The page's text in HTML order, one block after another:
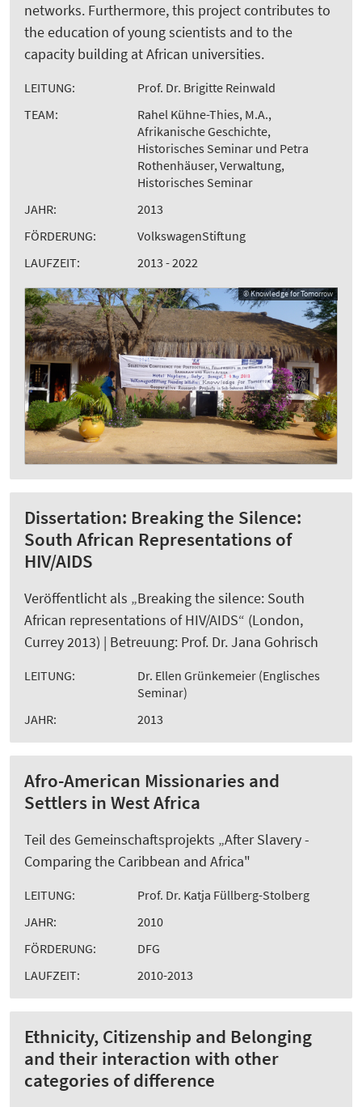
networks. Furthermore, this project contributes to
the education of young scientists and to the
capacity building at African universities.
LEITUNG:
Prof. Dr. Brigitte Reinwald
TEAM:
Rahel Kühne-Thies, M.A.,
Afrikanische Geschichte,
Historisches Seminar und Petra
Rothenhäuser, Verwaltung,
Historisches Seminar
JAHR:
2013
FÖRDERUNG:
VolkswagenStiftung
LAUFZEIT:
2013 - 2022
© Knowledge for Tomorrow
Dissertation: Breaking the Silence:
South African Representations of
HIV/AIDS
Veröffentlicht als „Breaking the silence: South
African representations of HIV/AIDS“ (London,
Currey 2013) | Betreuung: Prof. Dr. Jana Gohrisch
LEITUNG:
Dr. Ellen Grünkemeier (Englisches
Seminar)
JAHR:
2013
Afro-American Missionaries and
Settlers in West Africa
Teil des Gemeinschaftsprojekts „After Slavery -
Comparing the Caribbean and Africa"
LEITUNG:
Prof. Dr. Katja Füllberg-Stolberg
JAHR:
2010
FÖRDERUNG:
DFG
LAUFZEIT:
2010-2013
Ethnicity, Citizenship and Belonging
and their interaction with other
categories of difference